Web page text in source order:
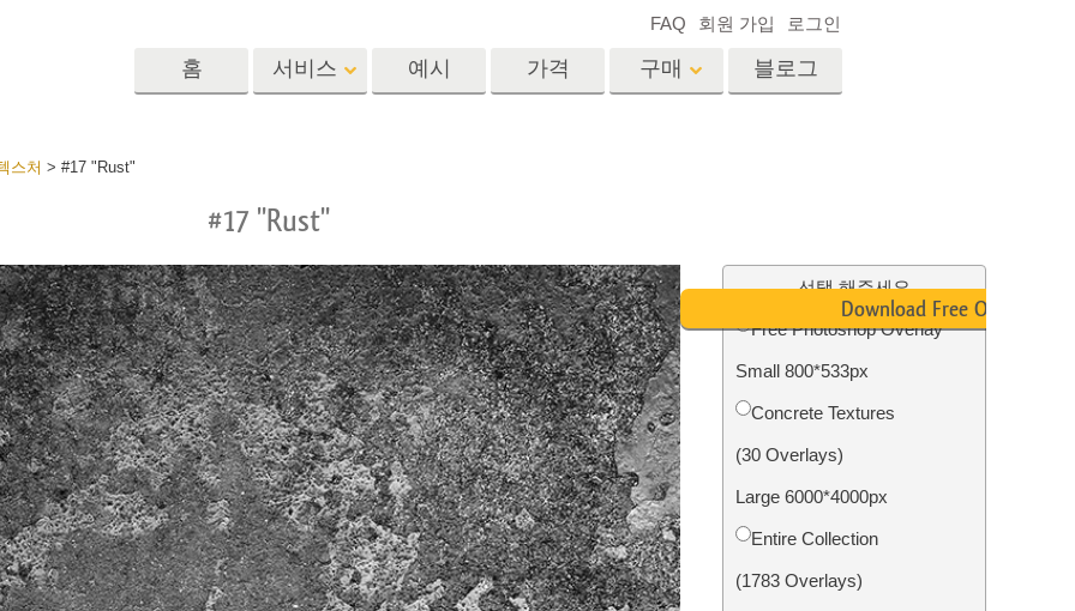
홈 서비스
편집 서비스 AI로 생성된 의류 모델 이미지 조작 서비스 사진 서비스
터칭 서비스 주얼리 리터칭 서비스 AI 훈련 데이터 Video Editing Services
예시 가격 구매
프리셋
렉션
포토샵 액션
포토샵 오버레이
포토샵 텍스처
Ps Actions 전체 컬렉션
Ps 오버레이 전체 컬렉
션
발렌타인 데이 카드
결혼식 초대장
어린이 생일 초대장
블로그
FAQ 회원 가입 로그인
스처 > #17 "Rust"
#17 "Rust"
선택 해주세요
Free Photoshop Overlay
Small 800*533px
Concrete Textures
(30 Overlays)
Large 6000*4000px
Entire Collection
(1783 Overlays)
Download Free Overlay